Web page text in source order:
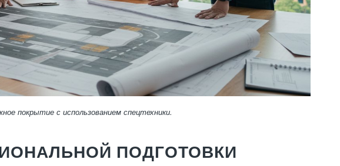
покрытие с использованием спецтехники.
ПОДГОТОВКИ